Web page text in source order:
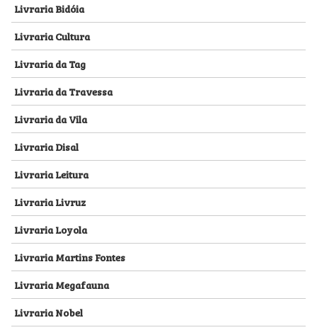
Livraria Bidóia
Livraria Cultura
Livraria da Tag
Livraria da Travessa
Livraria da Vila
Livraria Disal
Livraria Leitura
Livraria Livruz
Livraria Loyola
Livraria Martins Fontes
Livraria Megafauna
Livraria Nobel